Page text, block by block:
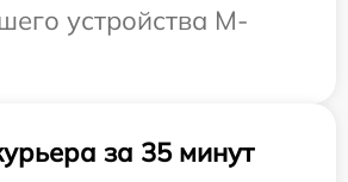
устройства M-
за 35 минут